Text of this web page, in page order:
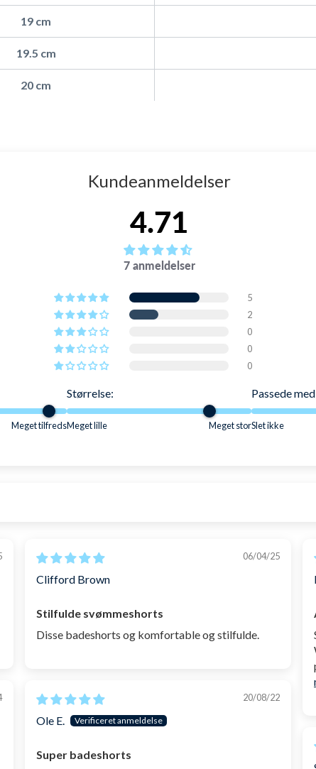
(under 30 grader). Ikke i tørretumbleren. Tænk gerne
19 cm
19.5 cm
20 cm
Kundeanmeldelser
4.71
7 anmeldelser
5
2
0
0
0
Meget tilfreds
Størrelse:
Meget lille Meget stor
Passede
Slet ikke
06/04/25
Clifford Brown
Stilfulde svømmeshorts
Disse badeshorts og komfortable og stilfulde.
20/08/22
Ole E.
Super badeshorts